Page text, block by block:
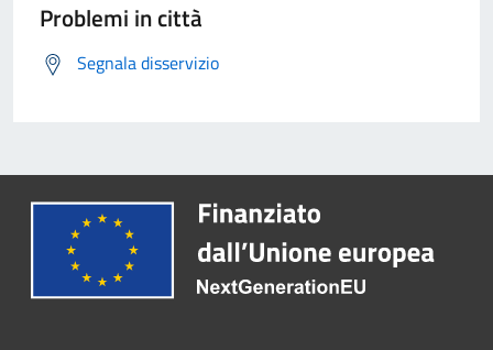
Problemi in città
Segnala disservizio